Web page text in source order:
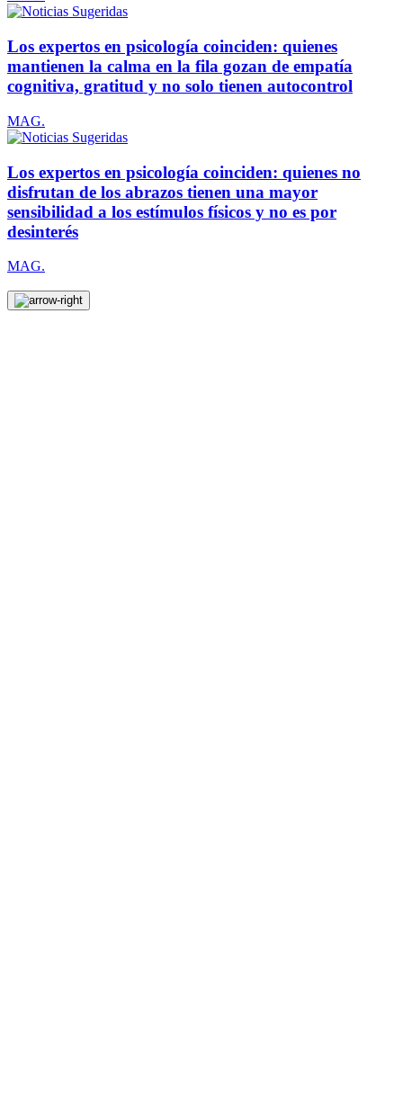
Los expertos en psicología coinciden: quienes
mantienen la calma en la fila gozan de empatía
cognitiva, gratitud y no solo tienen autocontrol
MAG.
Los expertos en psicología coinciden: quienes no
disfrutan de los abrazos tienen una mayor
sensibilidad a los estímulos físicos y no es por
desinterés
MAG.